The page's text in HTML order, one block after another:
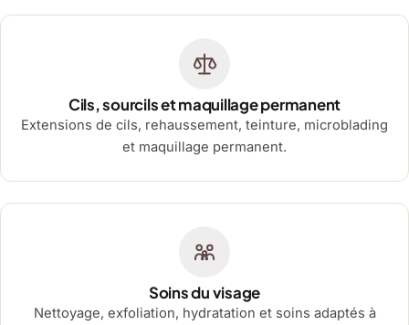
Cils, sourcils et maquillage permanent
Extensions de cils, rehaussement, teinture, microblading
et maquillage permanent.
Soins du visage
Nettoyage, exfoliation, hydratation et soins adaptés à